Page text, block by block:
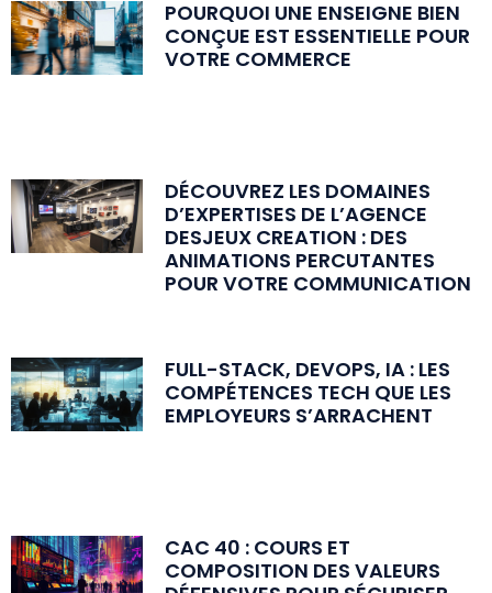
POURQUOI UNE ENSEIGNE BIEN
CONÇUE EST ESSENTIELLE POUR
VOTRE COMMERCE
DÉCOUVREZ LES DOMAINES
D’EXPERTISES DE L’AGENCE
DESJEUX CREATION : DES
ANIMATIONS PERCUTANTES
POUR VOTRE COMMUNICATION
FULL-STACK, DEVOPS, IA : LES
COMPÉTENCES TECH QUE LES
EMPLOYEURS S’ARRACHENT
CAC 40 : COURS ET
COMPOSITION DES VALEURS